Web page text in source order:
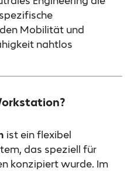
Mobilität und
nahtlos
ist ein flexibel
das speziell für
konzipiert wurde. Im